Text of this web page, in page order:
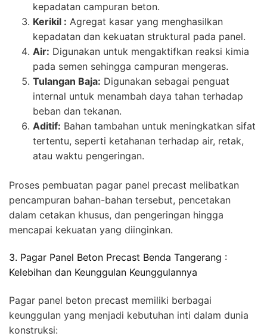
kepadatan campuran beton.
Kerikil : Agregat kasar yang menghasilkan
kepadatan dan kekuatan struktural pada panel.
Air: Digunakan untuk mengaktifkan reaksi kimia
pada semen sehingga campuran mengeras.
Tulangan Baja: Digunakan sebagai penguat
internal untuk menambah daya tahan terhadap
beban dan tekanan.
Aditif: Bahan tambahan untuk meningkatkan sifat
tertentu, seperti ketahanan terhadap air, retak,
atau waktu pengeringan.
Proses pembuatan pagar panel precast melibatkan
pencampuran bahan-bahan tersebut, pencetakan
dalam cetakan khusus, dan pengeringan hingga
mencapai kekuatan yang diinginkan.
3. Pagar Panel Beton Precast Benda Tangerang :
Kelebihan dan Keunggulan Keunggulannya
Pagar panel beton precast memiliki berbagai
keunggulan yang menjadi kebutuhan inti dalam dunia
konstruksi: